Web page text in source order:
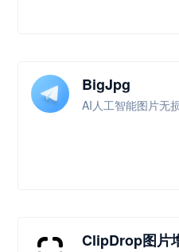
BigJpg
AI人工智能图片无
ClipDrop图片